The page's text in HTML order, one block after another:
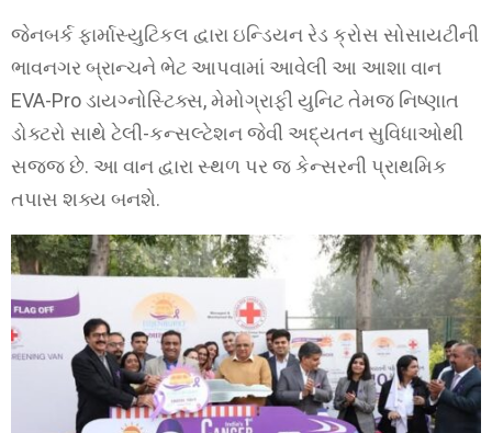
જેનબર્ક ફાર્માસ્યુટિકલ દ્વારા ઇન્ડિયન રેડ ક્રોસ સોસાયટીની
ભાવનગર બ્રાન્ચને ભેટ આપવામાં આવેલી આ આશા વાન
EVA-Pro ડાયગ્નોસ્ટિક્સ, મેમોગ્રાફી યુનિટ તેમજ નિષ્ણાત
ડોક્ટરો સાથે ટેલી-કન્સલ્ટેશન જેવી અદ્યતન સુવિધાઓથી
સજ્જ છે. આ વાન દ્વારા સ્થળ પર જ કેન્સરની પ્રાથમિક
તપાસ શક્ય બનશે.